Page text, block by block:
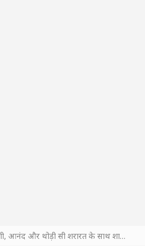
TPAG भारत के रक्त सुरक्षा पारिस्थितिकी तंत्र को मज़बूत करने के लिए विशेषज्ञों को एक मंच पर लाया